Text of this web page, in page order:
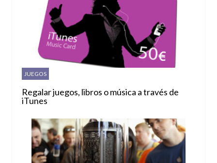
JUEGOS
Regalar juegos, libros o música a través de
iTunes